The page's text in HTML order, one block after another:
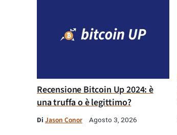
Recensione Bitcoin Up 2024: è
una truffa o è legittimo?
Di Jason Conor Agosto 3, 2026